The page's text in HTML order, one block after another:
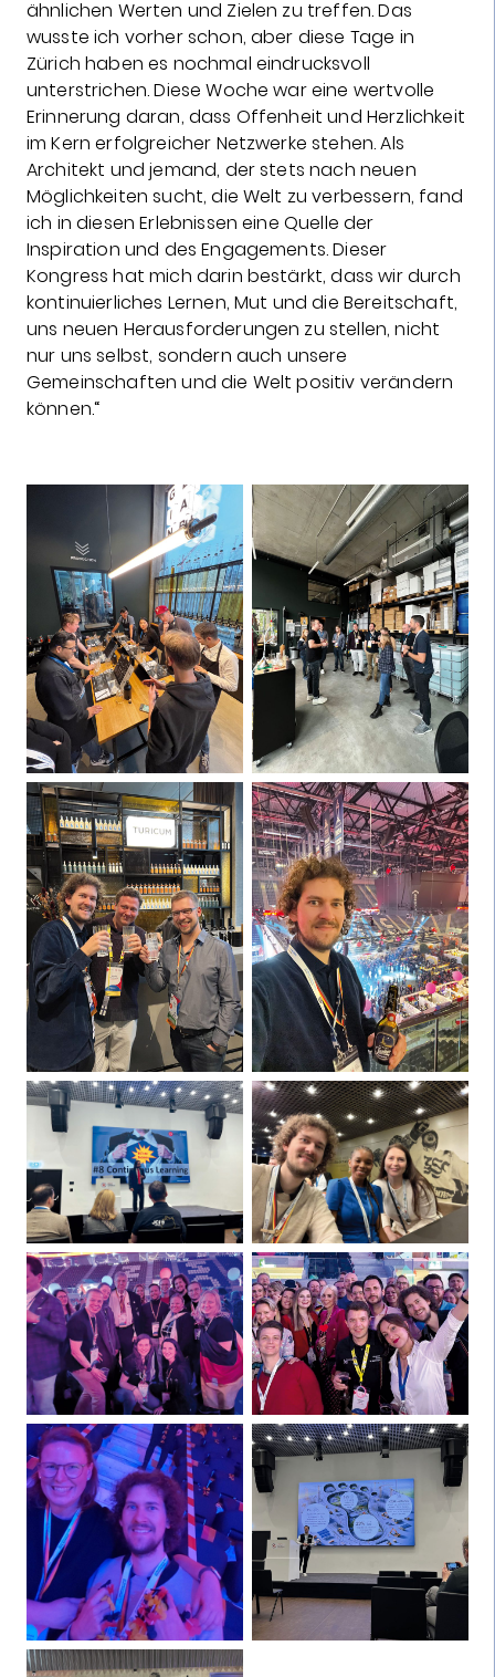
ähnlichen Werten und Zielen zu treffen. Das
wusste ich vorher schon, aber diese Tage in
Zürich haben es nochmal eindrucksvoll
unterstrichen. Diese Woche war eine wertvolle
Erinnerung daran, dass Offenheit und Herzlichkeit
im Kern erfolgreicher Netzwerke stehen. Als
Architekt und jemand, der stets nach neuen
Möglichkeiten sucht, die Welt zu verbessern, fand
ich in diesen Erlebnissen eine Quelle der
Inspiration und des Engagements. Dieser
Kongress hat mich darin bestärkt, dass wir durch
kontinuierliches Lernen, Mut und die Bereitschaft,
uns neuen Herausforderungen zu stellen, nicht
nur uns selbst, sondern auch unsere
Gemeinschaften und die Welt positiv verändern
können.“